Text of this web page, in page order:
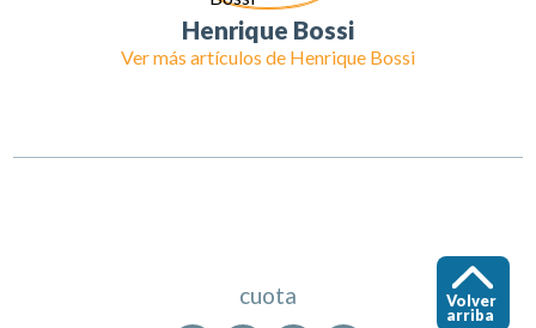
Volver
arriba
Henrique Bossi
Ver más artículos de Henrique Bossi
cuota